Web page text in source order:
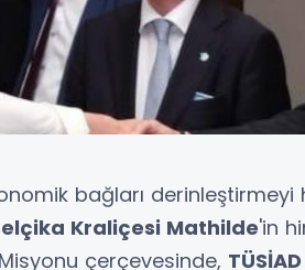
bağları
Kraliçesi Mathilde'in
çerçevesinde, TÜSİAD